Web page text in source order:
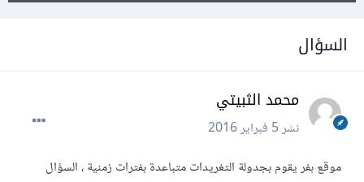
السؤال
محمد الثبيتي
نشر5 فبراير 2016
موقع بفر يقوم بجدولة التغريدات متباعدة بفترات زمنية ، السؤال